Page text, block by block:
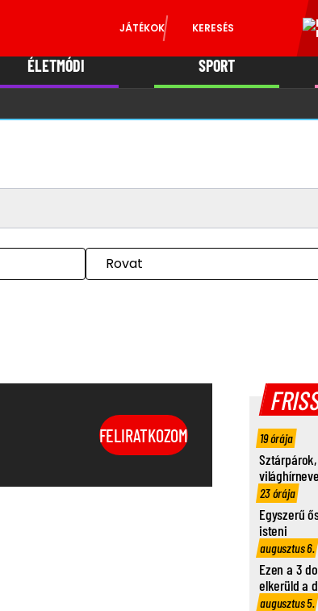
JÁTÉKOK KERESÉS
ÉLETMÓDI SPORT
Rovat
FELIRATKOZOM 19 órája
23 órája
Egyszerű
isteni
augusztus 6.
Ezen a 3
elkerüld a
augusztus 5.